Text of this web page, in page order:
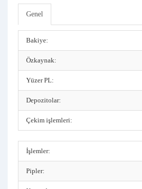
Genel
Bakiye:
Özkaynak:
Yüzer PL:
Depozitolar:
Çekim işlemleri:
İşlemler:
Pipler: